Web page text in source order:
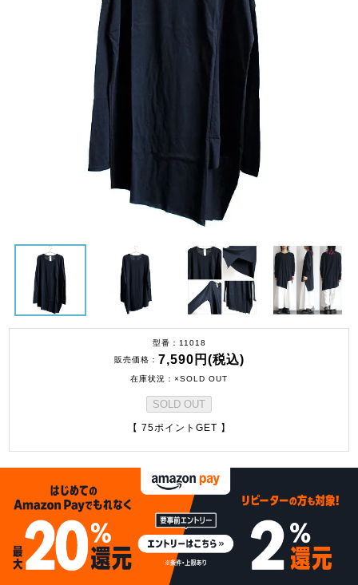
型番
11018
販売価格
7,590円(税込)
在庫状況 ×SOLD OUT
SOLD OUT
【 75ポイントGET 】